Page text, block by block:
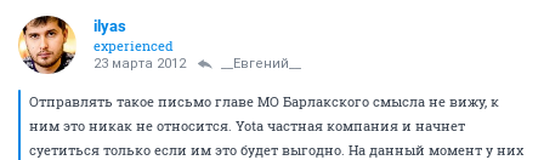
ilyas
experienced
23 марта 2012 __Евгений__
Отправлять такое письмо главе МО Барлакского смысла не вижу, к
ним это никак не относится. Yota частная компания и начнет
суетиться только если им это будет выгодно. На данный момент у них